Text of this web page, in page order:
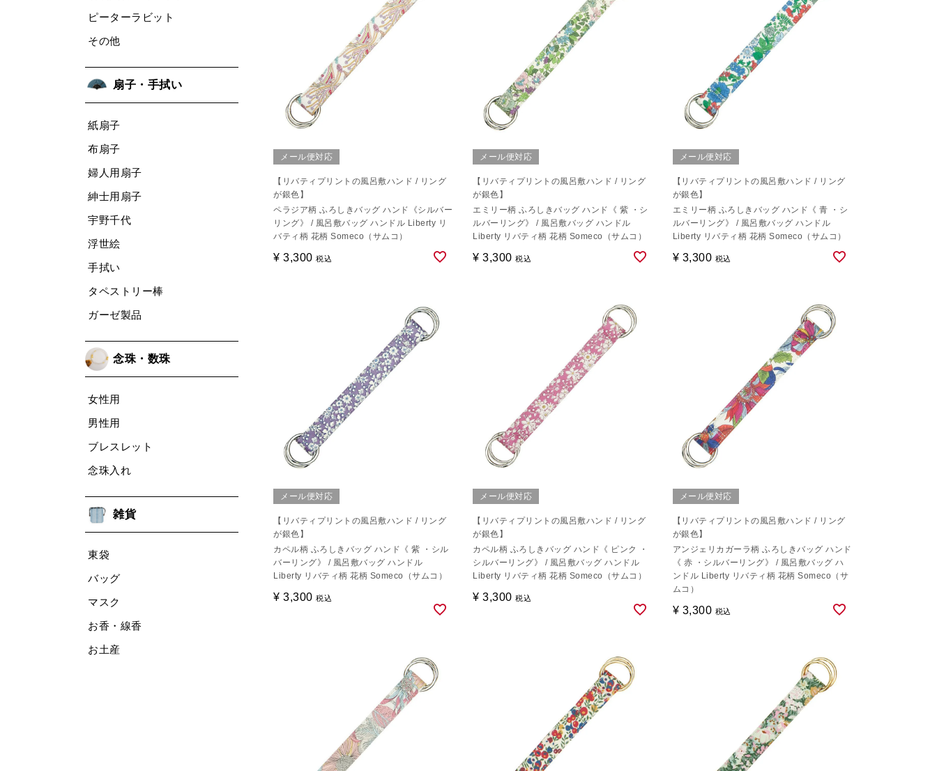
ピーターラビット
その他
扇子・手拭い
紙扇子
布扇子
婦人用扇子
紳士用扇子
宇野千代
浮世絵
手拭い
タペストリー棒
ガーゼ製品
念珠・数珠
女性用
男性用
ブレスレット
念珠入れ
雑貨
東袋
バッグ
マスク
お香・線香
お土産
メール便対応
【リバティプリントの風呂敷ハンド / リング
が銀色】
ペラジア柄 ふろしきバッグ ハンド《シルバー
リング》 / 風呂敷バッグ ハンドル Liberty リ
バティ柄 花柄 Someco（サムコ）
¥ 3,300 税込
メール便対応
【リバティプリントの風呂敷ハンド / リング
が銀色】
エミリー柄 ふろしきバッグ ハンド《 紫 ・シ
ルバーリング》 / 風呂敷バッグ ハンドル
Liberty リバティ柄 花柄 Someco（サムコ）
¥ 3,300 税込
メール便対応
【リバティプリントの風呂敷ハンド / リング
が銀色】
エミリー柄 ふろしきバッグ ハンド《 青 ・シ
ルバーリング》 / 風呂敷バッグ ハンドル
Liberty リバティ柄 花柄 Someco（サムコ）
¥ 3,300 税込
メール便対応
【リバティプリントの風呂敷ハンド / リング
が銀色】
カペル柄 ふろしきバッグ ハンド《 紫 ・シル
バーリング》 / 風呂敷バッグ ハンドル
Liberty リバティ柄 花柄 Someco（サムコ）
¥ 3,300 税込
メール便対応
【リバティプリントの風呂敷ハンド / リング
が銀色】
カペル柄 ふろしきバッグ ハンド《 ピンク ・
シルバーリング》 / 風呂敷バッグ ハンドル
Liberty リバティ柄 花柄 Someco（サムコ）
¥ 3,300 税込
メール便対応
【リバティプリントの風呂敷ハンド / リング
が銀色】
アンジェリカガーラ柄 ふろしきバッグ ハンド
《 赤 ・シルバーリング》 / 風呂敷バッグ ハ
ンドル Liberty リバティ柄 花柄 Someco（サ
ムコ）
¥ 3,300 税込